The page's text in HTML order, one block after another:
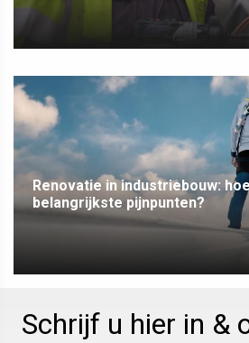
Renovatie in industriebouw:
belangrijkste pijnpunten?
Schrijf u hier in &